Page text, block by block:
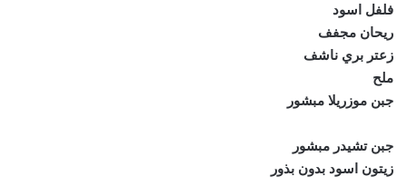
فلفل اسود
ريحان مجفف
زعتر بري ناشف
ملح
جبن موزريلا مبشور
جبن تشيدر مبشور
زيتون اسود بدون بذور